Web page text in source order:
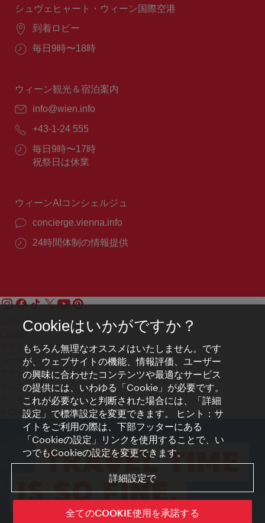
間：
シュヴェヒャート・ウィーン国際空港
場
到着ロビー
営
間：
毎日9時〜18時
ウィーン観光＆宿泊案内
E
ー
ル：
info@wien.info
電
番
号：
+43-1-24 555
営
業
毎日9時〜17時
祝祭日は休業
ウィーンAIコンシェルジュ
concierge.vienna.info
24時間体制の情報提供
お問い合わせ
Credits
プライバシーポリシー
Terms of Use
アクセシビリティ
プレス連絡先
クッキーの設定
© Copyright WienTourismus
Cookieはいかがですか？
もちろん無理なオススメはいたしません。です
が、ウェブサイトの機能、情報評価、ユーザー
の興味に合わせたコンテンツや最適なサービス
の提供には、いわゆる「Cookie」が必要です。
これが必要ないと判断された場合には、「詳細
設定」で標準設定を変更できます。 ヒント：サ
イトをご利用の際は、下部フッターにある
「Cookieの設定」リンクを使用することで、い
つでもCookieの設定を変更できます。
詳細設定で
全てのCOOKIE使用を承諾する